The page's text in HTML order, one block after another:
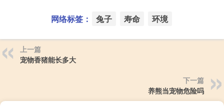
网络标签： 兔子 寿命 环境
上一篇
宠物香猪能长多大
下一篇
养熊当宠物危险吗